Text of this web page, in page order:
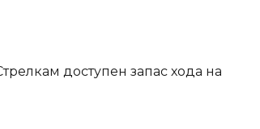
доступен запас хода на